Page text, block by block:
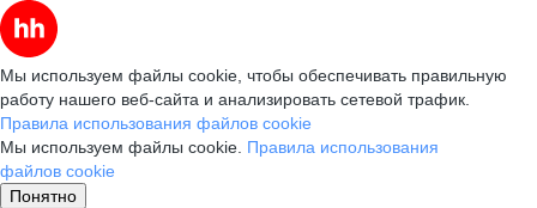
Мы используем файлы cookie, чтобы обеспечивать правильную
работу нашего веб-сайта и анализировать сетевой трафик.
Правила использования файлов cookie
Мы используем файлы cookie. Правила использования
файлов cookie
Понятно